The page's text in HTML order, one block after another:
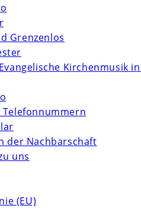
Grenzenlos
Kirchenmusik
der Nachbarschaft
uns
(EU)